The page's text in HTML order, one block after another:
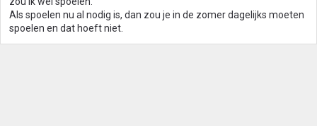
Als spoelen nu al nodig is, dan zou je in de zomer dagelijks moeten
spoelen en dat hoeft niet.